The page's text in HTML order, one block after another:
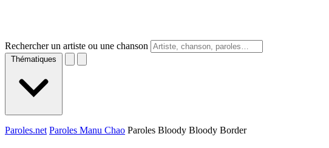
Rechercher un artiste ou une chanson
Thématiques
Paroles.net Paroles Manu Chao Paroles Bloody Bloody Border